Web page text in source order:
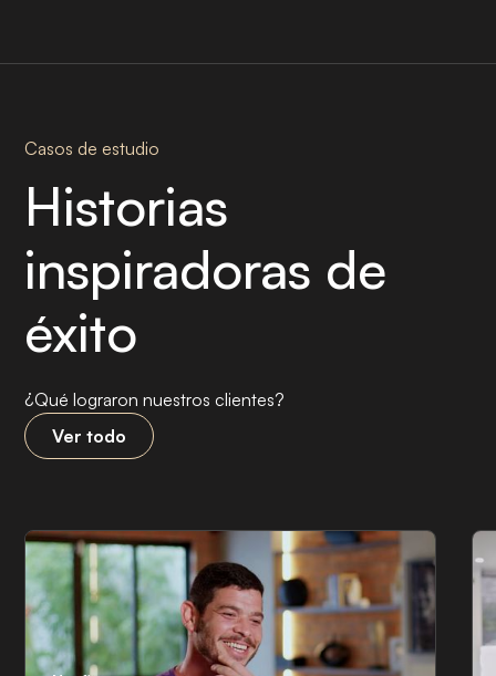
Casos de estudio
Historias
inspiradoras de
éxito
¿Qué lograron nuestros clientes?
Ver todo